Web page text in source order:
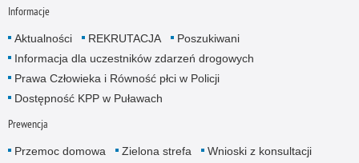
Informacje
Aktualności REKRUTACJA
Poszukiwani
Informacja dla uczestników zdarzeń drogowych
Prawa Człowieka i Równość płci w Policji
Dostępność KPP w Puławach
Prewencja
Przemoc domowa Zielona strefa Wnioski z konsultacji